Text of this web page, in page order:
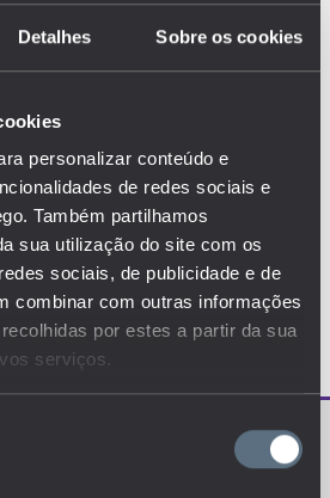
Detalhes Sobre os cookies
personalizar conteúdo e
de redes sociais e
Também partilhamos
sua utilização do site com os
sociais, de publicidade e de
combinar com outras informações
por estes a partir da sua
serviços.
POR LOCAL